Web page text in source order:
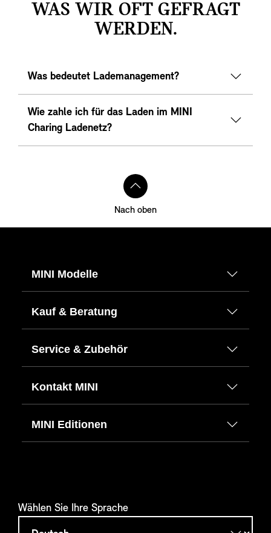
WAS WIR OFT GEFRAGT
WERDEN.
Was bedeutet Lademanagement?
Wie zahle ich für das Laden im MINI
Charing Ladenetz?
Nach oben
MINI Modelle
Kauf & Beratung
Service & Zubehör
Kontakt MINI
MINI Editionen
Wählen Sie Ihre Sprache